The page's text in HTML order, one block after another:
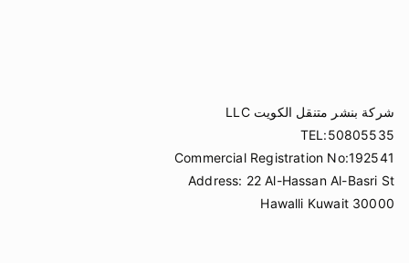
شركة بنشر متنقل الكويت LLC
TEL:50805535
Commercial Registration No:192541
Address: 22 Al-Hassan Al-Basri St
Hawalli Kuwait 30000